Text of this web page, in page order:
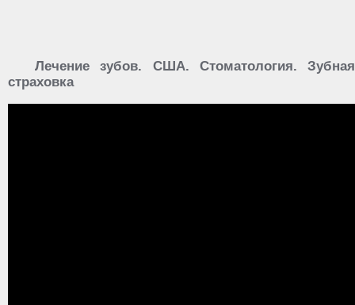
Лечение зубов. США. Стоматология. Зубная
страховка